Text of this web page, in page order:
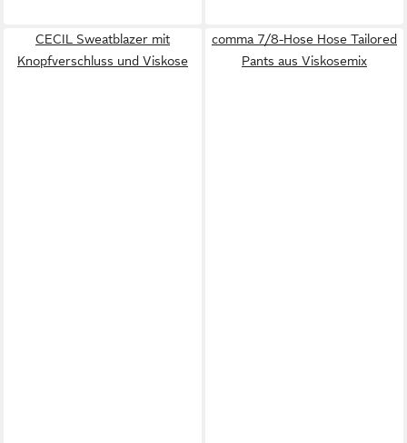
CECIL Sweatblazer mit
Knopfverschluss und Viskose
comma 7/8-Hose Hose Tailored
Pants aus Viskosemix